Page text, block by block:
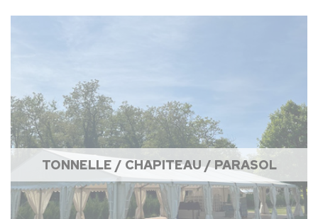
TONNELLE / CHAPITEAU / PARASOL